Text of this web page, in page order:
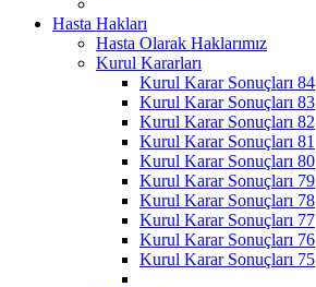
Hasta Hakları
Hasta Olarak Haklarımız
Kurul Kararları
Kurul Karar Sonuçları 84
Kurul Karar Sonuçları 83
Kurul Karar Sonuçları 82
Kurul Karar Sonuçları 81
Kurul Karar Sonuçları 80
Kurul Karar Sonuçları 79
Kurul Karar Sonuçları 78
Kurul Karar Sonuçları 77
Kurul Karar Sonuçları 76
Kurul Karar Sonuçları 75